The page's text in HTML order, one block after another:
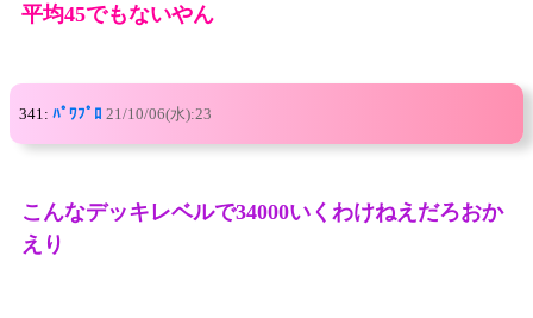
平均45でもないやん
341: ﾊﾟﾜﾌﾟﾛ 21/10/06(水):23
こんなデッキレベルで34000いくわけねえだろおか
えり